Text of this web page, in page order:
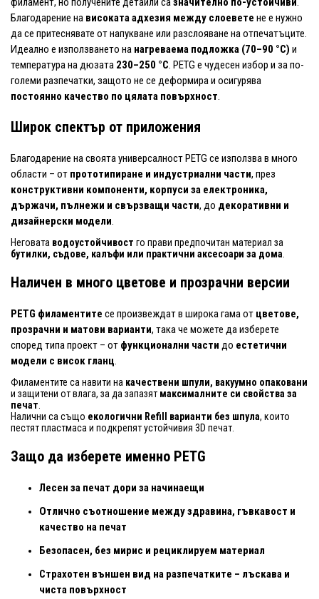
Благодарение на високата адхезия между слоевете не е нужно
да се притеснявате от напукване или разслояване на отпечатъците.
Идеално е използването на нагреваема подложка (70–90 °C) и
температура на дюзата 230–250 °C. PETG е чудесен избор и за по-
големи разпечатки, защото не се деформира и осигурява
постоянно качество по цялата повърхност.
Широк спектър от приложения
Благодарение на своята универсалност PETG се използва в много
области – от прототипиране и индустриални части, през
конструктивни компоненти, корпуси за електроника,
държачи, пълнежи и свързващи части, до декоративни и
дизайнерски модели.
Неговата водоустойчивост го прави предпочитан материал за
бутилки, съдове, калъфи или практични аксесоари за дома
Наличен в много цветове и прозрачни версии
PETG филаментите се произвеждат в широка гама от цветове,
прозрачни и матови варианти, така че можете да изберете
според типа проект – от функционални части до естетични
модели с висок гланц.
Филаментите са навити на качествени шпули, вакуумно опаковани
и защитени от влага, за да запазят максималните си свойства за
печат
Налични са също екологични Refill варианти без шпула, които
пестят пластмаса и подкрепят устойчивия 3D печат.
Защо да изберете именно PETG
Лесен за печат дори за начинаещи
Отлично съотношение между здравина, гъвкавост и
качество на печат
Безопасен, без мирис и рециклируем материал
Страхотен външен вид на разпечатките – лъскава и
чиста повърхност